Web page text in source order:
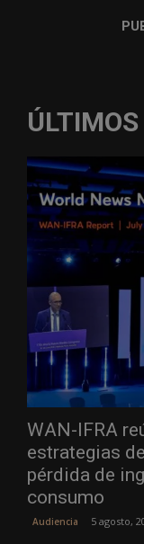
WAN-IFRA
estrategias
pérdida de
consumo
Audiencia 5 agosto,